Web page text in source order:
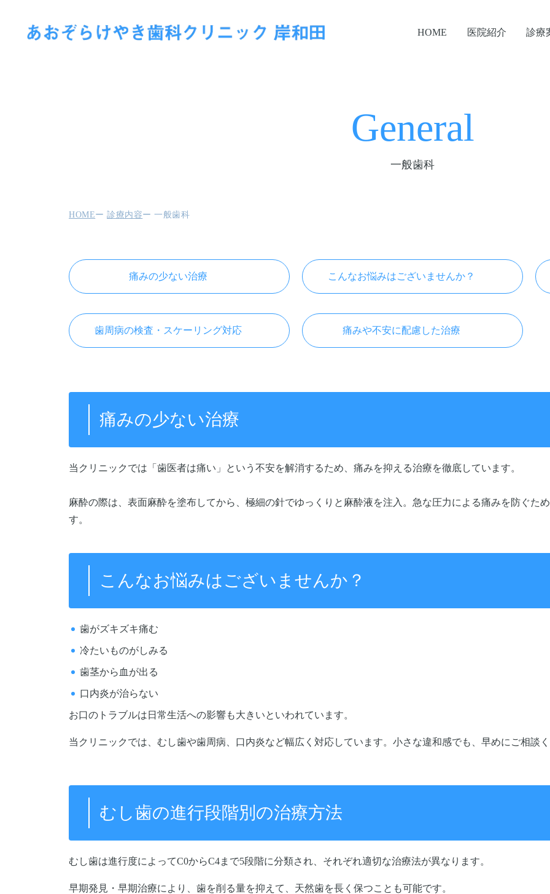
HOME 医院紹介 診療
General
一般歯科
HOME 診療内容 一般歯科
痛みの少ない治療 こんなお悩みはございませんか？
歯周病の検査・スケーリング対応 痛みや不安に配慮した治療
痛みの少ない治療
当クリニックでは「歯医者は痛い」という不安を解消するため、痛みを抑える治療を徹底しています。
麻酔の際は、表面麻酔を塗布してから、極細の針でゆっくりと麻酔液を注入。急な圧力による痛みを防ぐた
す。
こんなお悩みはございませんか？
歯がズキズキ痛む
冷たいものがしみる
歯茎から血が出る
口内炎が治らない
お口のトラブルは日常生活への影響も大きいといわれています。
当クリニックでは、むし歯や歯周病、口内炎など幅広く対応しています。小さな違和感でも、早めにご相談
むし歯の進行段階別の治療方法
むし歯は進行度によってC0からC4まで5段階に分類され、それぞれ適切な治療法が異なります。
早期発見・早期治療により、歯を削る量を抑えて、天然歯を長く保つことも可能です。